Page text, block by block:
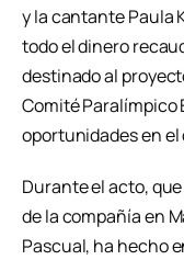
y la cantante Paula
todo el dinero
destinado al
Comité Paralímpico
oportunidades en el
Durante el acto,
de la compañía en
Pascual, ha hecho